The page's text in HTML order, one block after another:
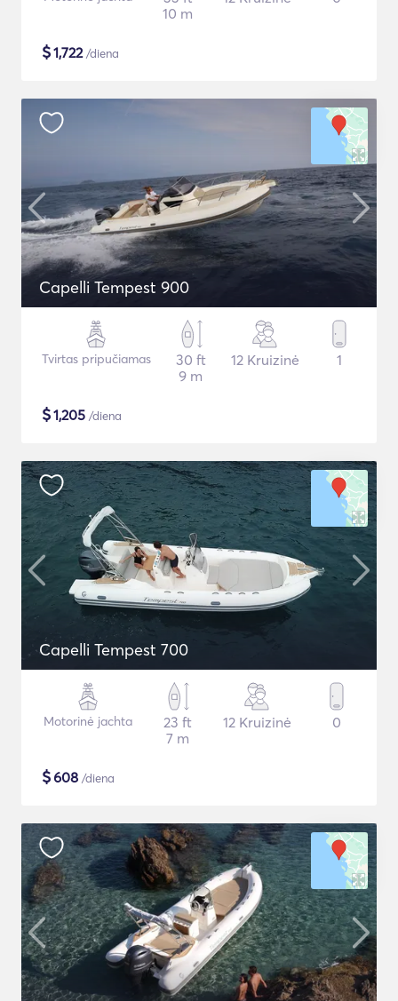
10 m
$1,722/diena
Capelli Tempest 900
Tvirtas pripučiamas
30 ft
9 m
12 Kruizinė 1
$1,205 /diena
Capelli Tempest 700
Motorinė jachta
23 ft
7 m
12 Kruizinė 0
$608 /diena